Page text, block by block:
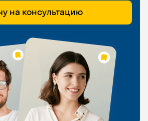
на консультацию